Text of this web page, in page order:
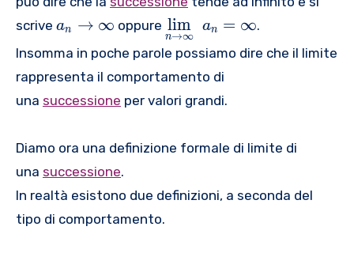
,
\
f
c
3
4
1
{
}
3
}
{
\i
t
y
}
m
a
t
h
1
,
2
,
4
8
,
1
,
scrive {
a
}
_
}
}
\
t
an → ∞ oppure \
u
n
d
er
{
\
n→∞
lim an = ∞.
Insomma in poche parole possiamo dire che il limite
rappresenta il comportamento di
una successione per valori grandi.
Diamo ora una definizione formale di limite di
una successione.
In realtà esistono due definizioni, a seconda del
tipo di comportamento.